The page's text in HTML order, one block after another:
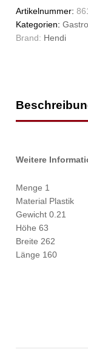
Anzahl
Artikelnummer:
Kategorien:
Brand: Hendi
Weitere
Menge 1
Material Plastik
Gewicht 0.21
Höhe 63
Breite 262
Länge 160